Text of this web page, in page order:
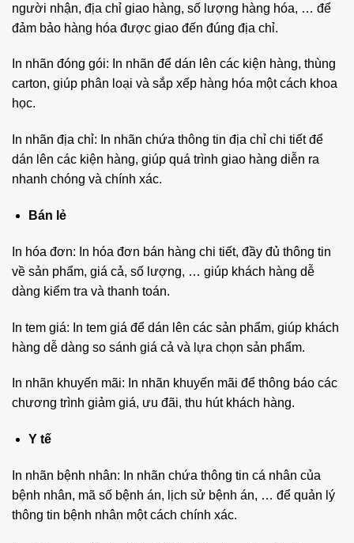
người nhận, địa chỉ giao hàng, số lượng hàng hóa, … để
đảm bảo hàng hóa được giao đến đúng địa chỉ.
In nhãn đóng gói: In nhãn để dán lên các kiện hàng, thùng
carton, giúp phân loại và sắp xếp hàng hóa một cách khoa
học.
In nhãn địa chỉ: In nhãn chứa thông tin địa chỉ chi tiết để
dán lên các kiện hàng, giúp quá trình giao hàng diễn ra
nhanh chóng và chính xác.
Bán lẻ
In hóa đơn: In hóa đơn bán hàng chi tiết, đầy đủ thông tin
về sản phẩm, giá cả, số lượng, … giúp khách hàng dễ
dàng kiểm tra và thanh toán.
In tem giá: In tem giá để dán lên các sản phẩm, giúp khách
hàng dễ dàng so sánh giá cả và lựa chọn sản phẩm.
In nhãn khuyến mãi: In nhãn khuyến mãi để thông báo các
chương trình giảm giá, ưu đãi, thu hút khách hàng.
Y tế
In nhãn bệnh nhân: In nhãn chứa thông tin cá nhân của
bệnh nhân, mã số bệnh án, lịch sử bệnh án, … để quản lý
thông tin bệnh nhân một cách chính xác.